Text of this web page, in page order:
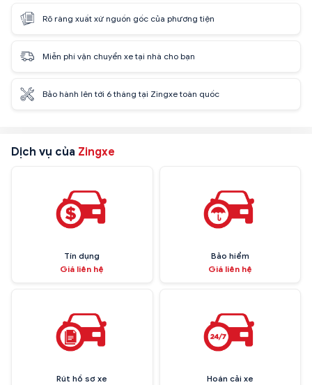
Rõ ràng xuất xứ nguồn gốc của phương tiện
Miễn phí vận chuyển xe tại nhà cho bạn
Bảo hành lên tới 6 tháng tại Zingxe toàn quốc
Dịch vụ của Zingxe
Tín dụng
Giá liên hệ
Bảo hiểm
Giá liên hệ
Rút hồ sơ xe
Hoán cải xe